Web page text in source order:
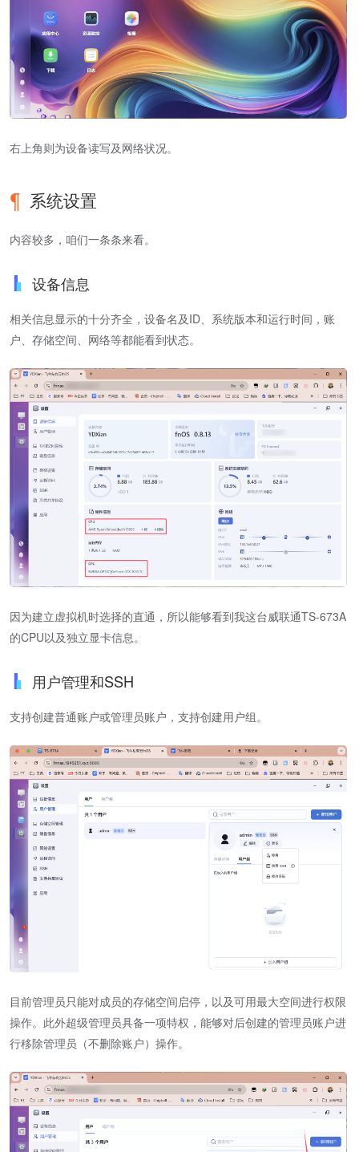
右上角则为设备读写及网络状况。
系统设置
内容较多，咱们一条条来看。
设备信息
相关信息显示的十分齐全，设备名及ID、系统版本和运行时间，账
户、存储空间、网络等都能看到状态。
因为建立虚拟机时选择的直通，所以能够看到我这台威联通TS-673A
的CPU以及独立显卡信息。
用户管理和SSH
支持创建普通账户或管理员账户，支持创建用户组。
目前管理员只能对成员的存储空间启停，以及可用最大空间进行权限
操作。此外超级管理员具备一项特权，能够对后创建的管理员账户进
行移除管理员（不删除账户）操作。